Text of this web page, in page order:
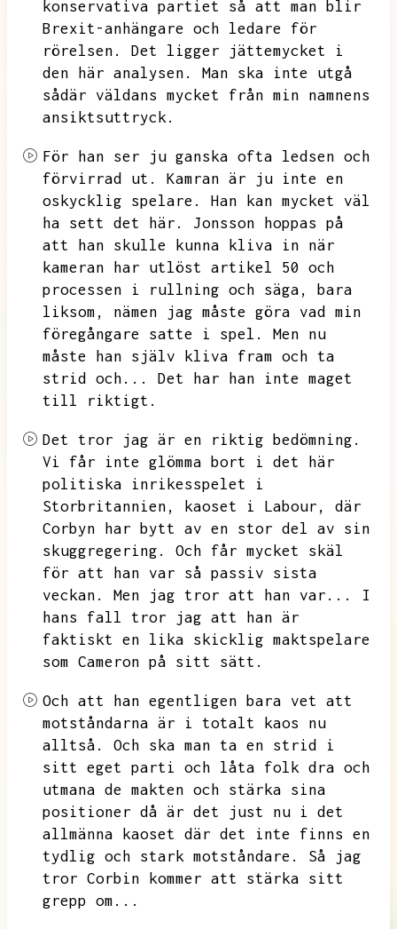
konservativa partiet så att man blir
Brexit-anhängare och ledare för
rörelsen.
Det ligger jättemycket i
den här analysen.
Man ska inte utgå
sådär väldans mycket från min namnens
ansiktsuttryck.
För han ser ju ganska ofta ledsen och
förvirrad ut.
Kamran är ju inte en
oskycklig spelare.
Han kan mycket väl
ha sett det här.
Jonsson hoppas på
att han skulle kunna kliva in när
kameran har utlöst artikel 50 och
processen i rullning och säga,
bara
liksom,
nämen jag måste göra vad min
föregångare satte i spel.
Men nu
måste han själv kliva fram och ta
strid och...
Det har han inte maget
till riktigt.
Det tror jag är en riktig bedömning.
Vi får inte glömma bort i det här
politiska inrikesspelet i
Storbritannien,
kaoset i Labour,
där
Corbyn har bytt av en stor del av sin
skuggregering.
Och får mycket skäl
för att han var så passiv sista
veckan.
Men jag tror att han var...
I
hans fall tror jag att han är
faktiskt en lika skicklig maktspelare
som Cameron på sitt sätt.
Och att han egentligen bara vet att
motståndarna är i totalt kaos nu
alltså.
Och ska man ta en strid i
sitt eget parti och låta folk dra och
utmana de makten och stärka sina
positioner då är det just nu i det
allmänna kaoset där det inte finns en
tydlig och stark motståndare.
Så jag
tror Corbin kommer att stärka sitt
grepp om...